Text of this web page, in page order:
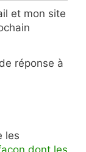
et mon site
réponse à
les